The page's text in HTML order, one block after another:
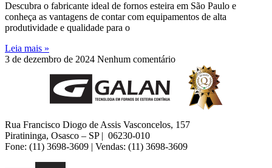
Descubra o fabricante ideal de fornos esteira em São Paulo e
conheça as vantagens de contar com equipamentos de alta
produtividade e qualidade para o
Leia mais »
3 de dezembro de 2024 Nenhum comentário
Rua Francisco Diogo de Assis Vasconcelos, 157
Piratininga, Osasco – SP | 06230-010
Fone: (11) 3698-3609 | Vendas: (11) 3698-3609